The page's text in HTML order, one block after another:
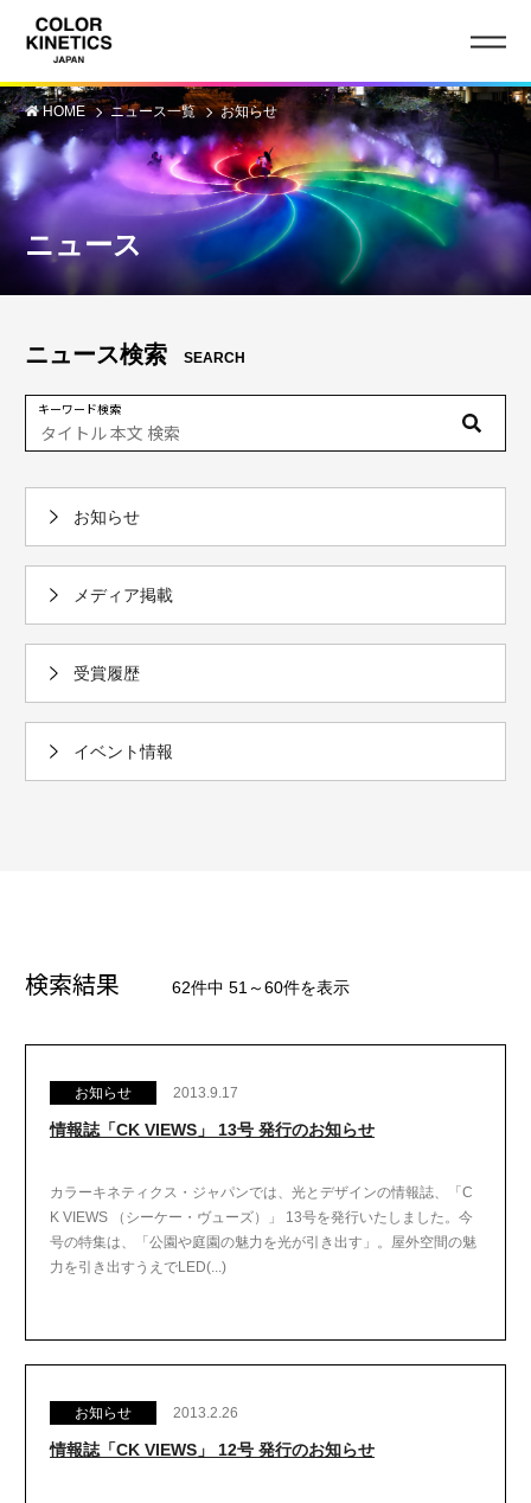
HOME ニュース一覧 お知らせ
ニュース
ニュース検索 SEARCH
キーワード検索
お知らせ
メディア掲載
受賞履歴
イベント情報
検索結果 62件中 51～60件を表示
お知らせ 2013.9.17
情報誌「CK VIEWS」 13号 発行のお知らせ
カラーキネティクス・ジャパンでは、光とデザインの情報誌、「C
K VIEWS （シーケー・ヴューズ）」 13号を発行いたしました。今
号の特集は、「公園や庭園の魅力を光が引き出す」。屋外空間の魅
力を引き出すうえでLED(...)
お知らせ 2013.2.26
情報誌「CK VIEWS」 12号 発行のお知らせ